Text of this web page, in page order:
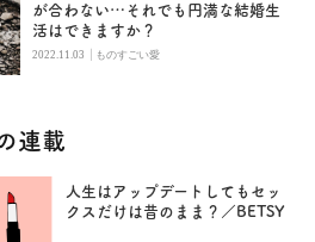
が合わない…それでも円満な結婚生
活はできますか？
2022.11.03 | ものすごい愛
連載
人生はアップデートしてもセッ
クスだけは昔のまま？／BETSY